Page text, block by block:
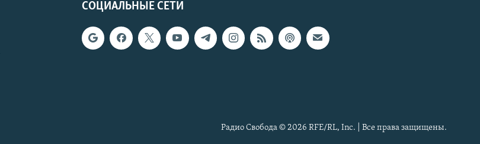
СОЦИАЛЬНЫЕ СЕТИ
Радио Свобода © 2026 RFE/RL, Inc. | Все права защищены.